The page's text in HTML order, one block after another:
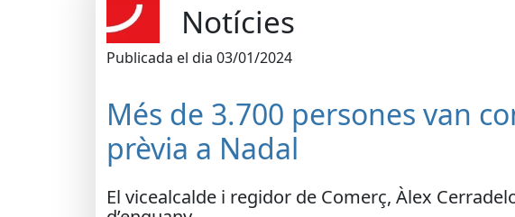
Notícies
Publicada el dia 03/01/2024
Més de 3.700 persones van
prèvia a Nadal
El vicealcalde i regidor de Comerç, Àlex